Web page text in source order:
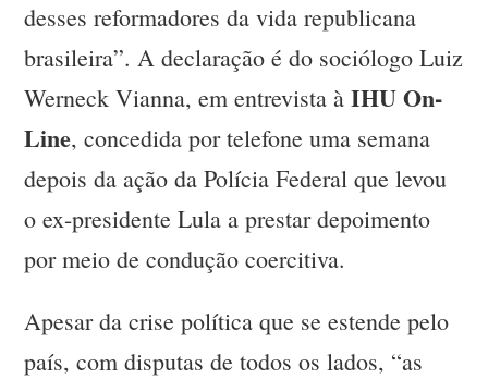
desses reformadores da vida republicana
brasileira”. A declaração é do sociólogo Luiz
Werneck Vianna, em entrevista àIHU On-
Line, concedida por telefone uma semana
depois da ação da Polícia Federal que levou
o ex-presidente Lula a prestar depoimento
por meio de condução coercitiva.
Apesar da crise política que se estende pelo
país, com disputas de todos os lados, “as